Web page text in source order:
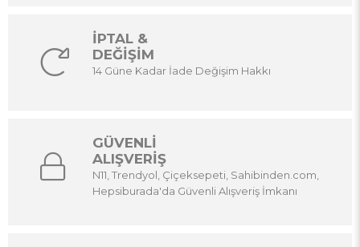
İPTAL &
DEĞİŞİM
14 Güne Kadar İade Değişim Hakkı
GÜVENLİ
ALIŞVERİŞ
N11, Trendyol, Çiçeksepeti, Sahibinden.com,
Hepsiburada'da Güvenli Alışveriş İmkanı